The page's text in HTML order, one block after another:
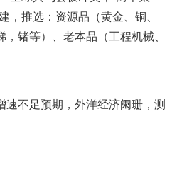
，推选：资源品（黄金、铜、
锗等）、老本品（工程机械、
不足预期，外洋经济阑珊，测